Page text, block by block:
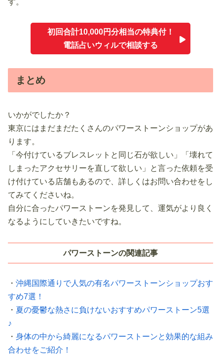
す。
初回合計10,000円分相当の特典付！
電話占いウィルで相談する
まとめ
いかがでしたか？
東京にはまだまだたくさんのパワーストーンショップがあ
ります。
「今付けているブレスレットと同じ石が欲しい」「壊れて
しまったアクセサリーを直して欲しい」と言った依頼を受
け付けている店舗もあるので、詳しくはお問い合わせをし
てみてくださいね。
自分に合ったパワーストーンを発見して、運気がより良く
なるようにしていきたいですね。
パワーストーンの関連記事
・ 沖縄国際通りで人気の有名パワーストーンショップおす
すめ7選！
・ 夏の憂鬱な熱さに負けないおすすめパワーストーン5選
♪
・ 身体の中から綺麗になるパワーストーンと効果的な組み
合わせをご紹介！